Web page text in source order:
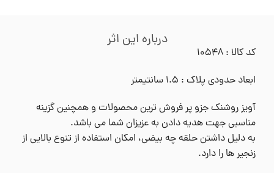
درباره این اثر
کد کالا : ۱۰۵۴۸
ابعاد حدودی پلاک : ۱.۵ سانتیمتر
آویز روشنک جزو پر فروش ترین محصولات و همچنین گزینه
مناسبی جهت هدیه دادن به عزیزان شما می باشد.
به دلیل داشتن حلقه چه بیضی، امکان استفاده از تنوع بالایی از
زنجیر ها را دارد.